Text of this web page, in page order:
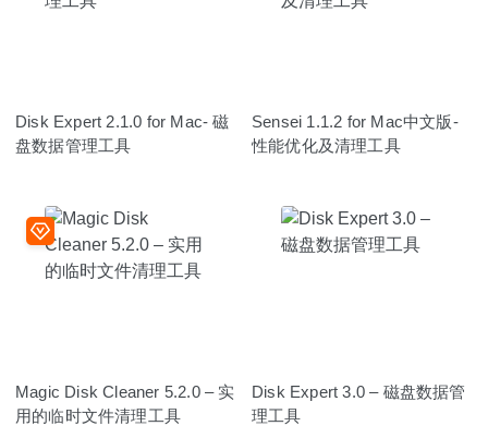
Disk Expert 2.1.0 for Mac- 磁
盘数据管理工具
Sensei 1.1.2 for Mac中文版-
性能优化及清理工具
Magic Disk Cleaner 5.2.0 – 实
用的临时文件清理工具
Disk Expert 3.0 – 磁盘数据管
理工具